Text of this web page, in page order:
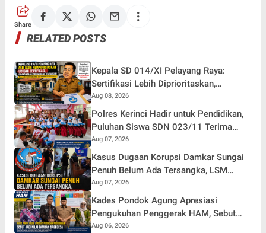
Share
RELATED POSTS
Kepala SD 014/XI Pelayang Raya:
Sertifikasi Lebih Diprioritaskan,
Revitalisasi Sekolah Belakangan
Aug 08, 2026
Polres Kerinci Hadir untuk Pendidikan,
Puluhan Siswa SDN 023/11 Terima
Bantuan Sepatu
Aug 07, 2026
Kasus Dugaan Korupsi Damkar Sungai
Penuh Belum Ada Tersangka, LSM
Petisi Sakti Siap Kembali Aksi Di Kejati
Jambi
Aug 07, 2026
Kades Pondok Agung Apresiasi
Pengukuhan Penggerak HAM, Sebut
Jadi Nilai Tambah bagi Desa
Aug 06, 2026